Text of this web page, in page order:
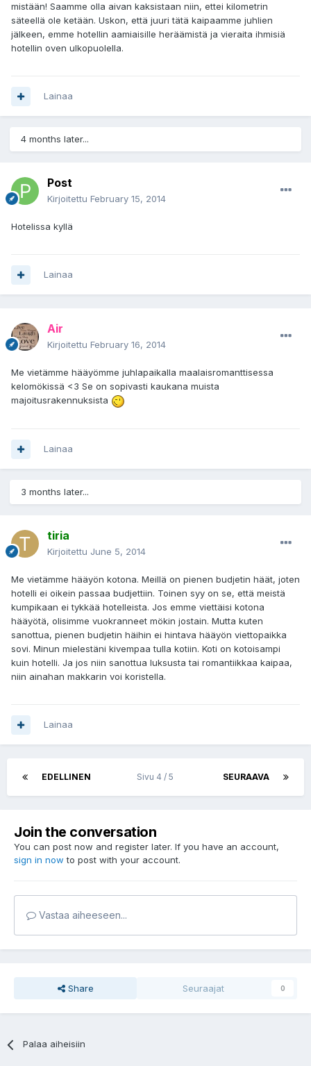
mistään! Saamme olla aivan kaksistaan niin, ettei kilometrin
säteellä ole ketään. Uskon, että juuri tätä kaipaamme juhlien
jälkeen, emme hotellin aamiaisille heräämistä ja vieraita ihmisiä
hotellin oven ulkopuolella.
Lainaa
4 months later...
Post
Kirjoitettu February 15, 2014
Hotelissa kyllä
Lainaa
Air
Kirjoitettu February 16, 2014
Me vietämme hääyömme juhlapaikalla maalaisromanttisessa
kelomökissä <3 Se on sopivasti kaukana muista
majoitusrakennuksista
Lainaa
3 months later...
tiria
Kirjoitettu June 5, 2014
Me vietämme hääyön kotona. Meillä on pienen budjetin häät, joten
hotelli ei oikein passaa budjettiin. Toinen syy on se, että meistä
kumpikaan ei tykkää hotelleista. Jos emme viettäisi kotona
hääyötä, olisimme vuokranneet mökin jostain. Mutta kuten
sanottua, pienen budjetin häihin ei hintava hääyön viettopaikka
sovi. Minun mielestäni kivempaa tulla kotiin. Koti on kotoisampi
kuin hotelli. Ja jos niin sanottua luksusta tai romantiikkaa kaipaa,
niin ainahan makkarin voi koristella.
Lainaa
EDELLINEN SEURAAVA
Sivu 4 / 5
Join the conversation
You can post now and register later. If you have an account,
sign in now to post with your account.
Vastaa aiheeseen...
Share Seuraajat 0
Palaa aiheisiin